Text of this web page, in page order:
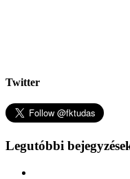
Twitter
Legutóbbi